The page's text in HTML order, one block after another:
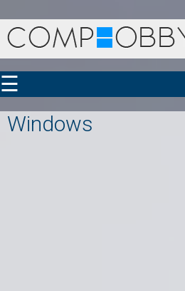
☰
Windows